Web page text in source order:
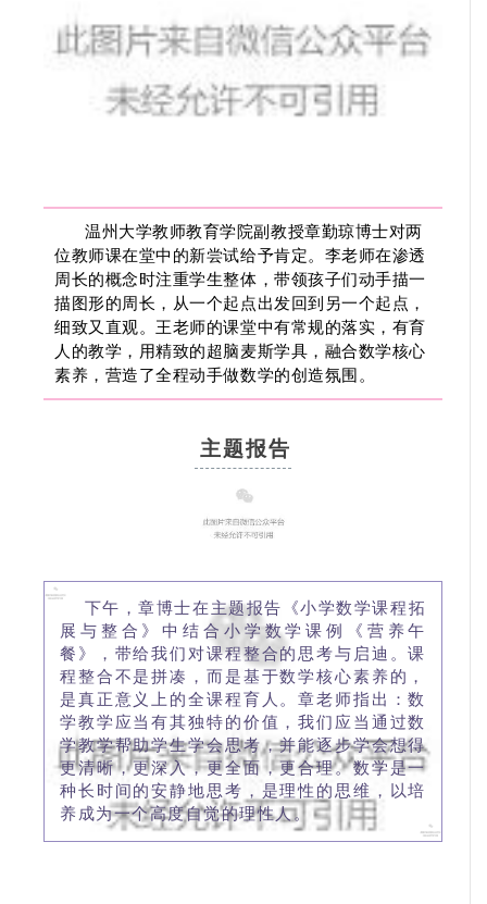
温州大学教师教育学院副教授章勤琼博士对两
位教师课在堂中的新尝试给予肯定。李老师在渗透
周长的概念时注重学生整体，带领孩子们动手描一
描图形的周长，从一个起点出发回到另一个起点，
细致又直观。王老师的课堂中有常规的落实，有育
人的教学，用精致的超脑麦斯学具，融合数学核心
素养，营造了全程动手做数学的创造氛围。
主题报告
下午，章博士在主题报告《小学数学课程拓
展与整合》中结合小学数学课例《营养午
餐》，带给我们对课程整合的思考与启迪。课
程整合不是拼凑，而是基于数学核心素养的，
是真正意义上的全课程育人。章老师指出：数
学教学应当有其独特的价值，我们应当通过数
学教学帮助学生学会思考，并能逐步学会想得
更清晰，更深入，更全面，更合理。数学是一
种长时间的安静地思考，是理性的思维，以培
养成为一个高度自觉的理性人。